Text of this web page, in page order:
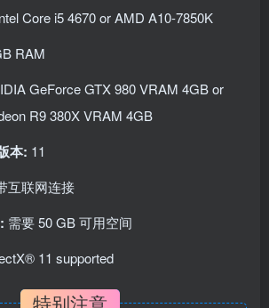
Core i5 4670 or AMD A10-7850K
RAM
GeForce GTX 980 VRAM 4GB or
R9 380X VRAM 4GB
本: 11
互联网连接
需要 50 GB 可用空间
11 supported
特别注意